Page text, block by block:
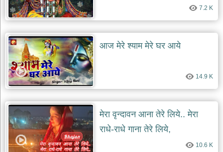
7.2 K
आज मेरे श्याम मेरे घर आये
14.9 K
मेरा वृन्दावन आना तेरे लिये.. मेरा
राधे-राधे गाना तेरे लिये,
10.6 K